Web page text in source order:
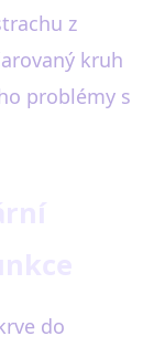
z
kruh
problémy s
do